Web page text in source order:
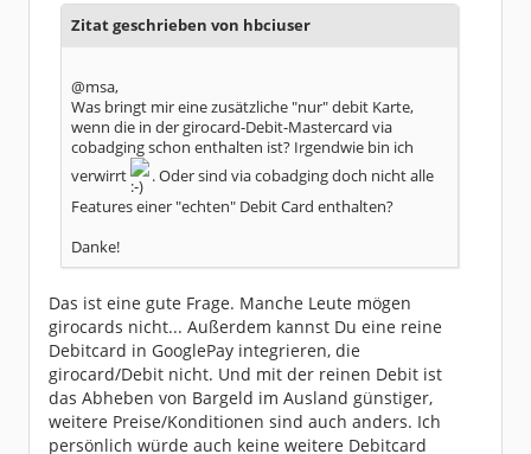
Zitat geschrieben von hbciuser
@msa,
Was bringt mir eine zusätzliche "nur" debit Karte,
wenn die in der girocard-Debit-Mastercard via
cobadging schon enthalten ist? Irgendwie bin ich
verwirrt
. Oder sind via cobadging doch nicht alle
Features einer "echten" Debit Card enthalten?
Danke!
Das ist eine gute Frage. Manche Leute mögen
girocards nicht... Außerdem kannst Du eine reine
Debitcard in GooglePay integrieren, die
girocard/Debit nicht. Und mit der reinen Debit ist
das Abheben von Bargeld im Ausland günstiger,
weitere Preise/Konditionen sind auch anders. Ich
persönlich würde auch keine weitere Debitcard